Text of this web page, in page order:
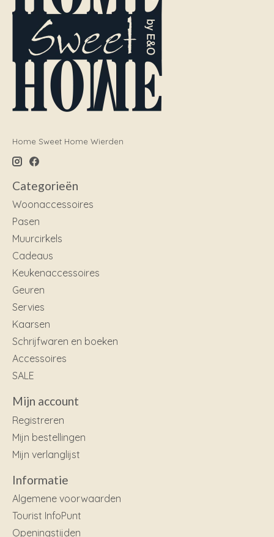
Home Sweet Home Wierden
Categorieën
Woonaccessoires
Pasen
Muurcirkels
Cadeaus
Keukenaccessoires
Geuren
Servies
Kaarsen
Schrijfwaren en boeken
Accessoires
SALE
Mijn account
Registreren
Mijn bestellingen
Mijn verlanglijst
Informatie
Algemene voorwaarden
Tourist InfoPunt
Openingstijden